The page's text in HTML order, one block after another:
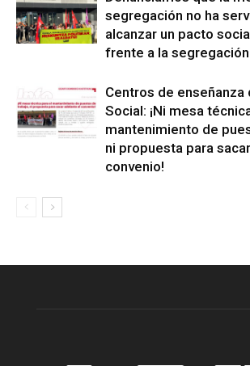
segregación no ha
alcanzar un pacto
frente a la
Centros de enseñanza
Social: ¡Ni mesa
mantenimiento de
ni propuesta para
convenio!